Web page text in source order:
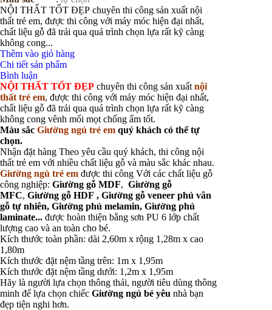
NỘI THẤT TỐT ĐẸP chuyên thi công sản xuất nội
thất trẻ em, được thi công với máy móc hiện đại nhất,
chất liệu gỗ đã trải qua quá trình chọn lựa rất kỹ càng
không cong...
Thêm vào giỏ hàng
Chi tiết sản phẩm
Bình luận
NỘI THẤT TỐT ĐẸP chuyên thi công sản xuất nội
thất trẻ em, được thi công với máy móc hiện đại nhất,
chất liệu gỗ đã trải qua quá trình chọn lựa rất kỹ càng
không cong vênh mối mọt chống ẩm tốt.
Màu sắc Giường ngủ trẻ em quý khách có thể tự
chọn.
Nhận đặt hàng Theo yêu cầu quý khách, thi công nội
thất trẻ em với nhiều chất liệu gỗ và màu sắc khác nhau.
Giường ngủ trẻ em được thi công Với các chất liệu gỗ
công nghiệp: Giường gỗ MDF, Giường gỗ
MFC, Giường gỗ HDF , Giường gỗ veneer phủ vân
gỗ tự nhiên, Giường phủ melamin, Giường phủ
laminate... được hoàn thiện bằng sơn PU 6 lớp chất
lượng cao và an toàn cho bé.
Kích thước toàn phần: dài 2,60m x rộng 1,28m x cao
1,80m
Kích thước đặt nệm tầng trên: 1m x 1,95m
Kích thước đặt nệm tầng dưới: 1,2m x 1,95m
Hãy là người lựa chọn thông thái, người tiêu dùng thông
minh để lựa chọn chiếc Giường ngủ bé yêu nhà bạn
đẹp tiện nghi hơn.